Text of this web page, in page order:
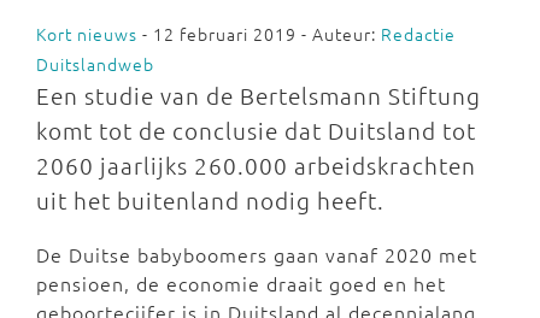
Kort nieuws - 12 februari 2019 - Auteur: Redactie
Duitslandweb
Een studie van de Bertelsmann Stiftung
komt tot de conclusie dat Duitsland tot
2060 jaarlijks 260.000 arbeidskrachten
uit het buitenland nodig heeft.
De Duitse babyboomers gaan vanaf 2020 met
pensioen, de economie draait goed en het
geboortecijfer is in Duitsland al decennialang